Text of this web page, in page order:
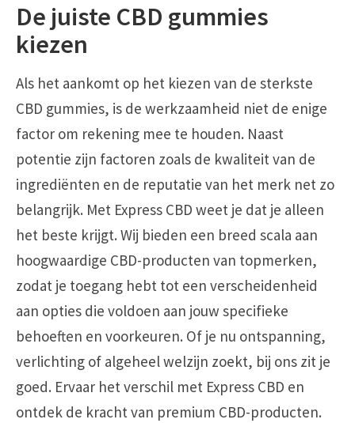
De juiste CBD gummies
kiezen
Als het aankomt op het kiezen van de sterkste
CBD gummies, is de werkzaamheid niet de enige
factor om rekening mee te houden. Naast
potentie zijn factoren zoals de kwaliteit van de
ingrediënten en de reputatie van het merk net zo
belangrijk. Met Express CBD weet je dat je alleen
het beste krijgt. Wij bieden een breed scala aan
hoogwaardige CBD-producten van topmerken,
zodat je toegang hebt tot een verscheidenheid
aan opties die voldoen aan jouw specifieke
behoeften en voorkeuren. Of je nu ontspanning,
verlichting of algeheel welzijn zoekt, bij ons zit je
goed. Ervaar het verschil met Express CBD en
ontdek de kracht van premium CBD-producten.